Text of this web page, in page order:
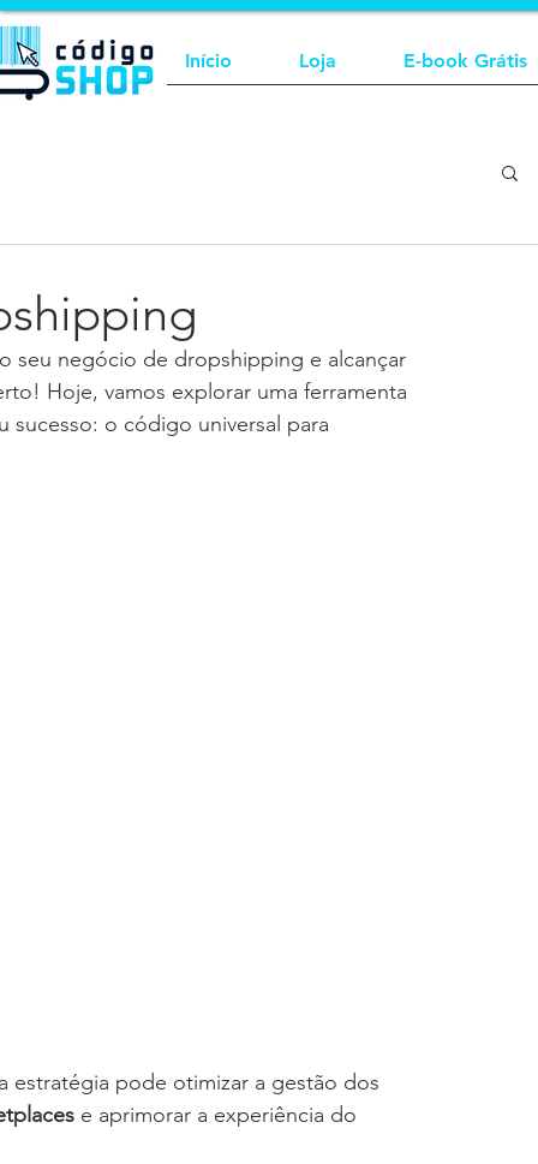
Início Loja E-book Grátis
seu negócio de dropshipping e alcançar
Hoje, vamos explorar uma ferramenta
o código universal para
estratégia pode otimizar a gestão dos
e aprimorar a experiência do